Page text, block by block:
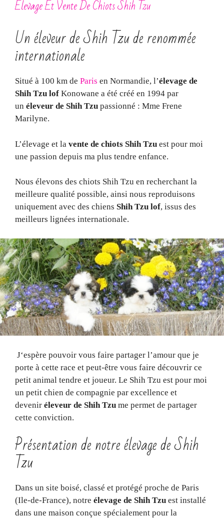
Elevage Et Vente De Chiots Shih Tzu
Un éleveur de Shih Tzu de renommée
internationale
Situé à 100 km de Paris en Normandie, l’élevage de
Shih Tzu lof Konowane a été créé en 1994 par
un éleveur de Shih Tzu passionné : Mme Frene
Marilyne.
L’élevage et la vente de chiots Shih Tzu est pour moi
une passion depuis ma plus tendre enfance.
Nous élevons des chiots Shih Tzu en recherchant la
meilleure qualité possible, ainsi nous reproduisons
uniquement avec des chiens Shih Tzu lof, issus des
meilleurs lignées internationale.
J‘espère pouvoir vous faire partager l’amour que je
porte à cette race et peut-être vous faire découvrir ce
petit animal tendre et joueur. Le Shih Tzu est pour moi
un petit chien de compagnie par excellence et
devenir éleveur de Shih Tzu me permet de partager
cette conviction.
Présentation de notre élevage de Shih
Tzu
Dans un site boisé, classé et protégé proche de Paris
(Ile-de-France), notre élevage de Shih Tzu est installé
dans une maison conçue spécialement pour la